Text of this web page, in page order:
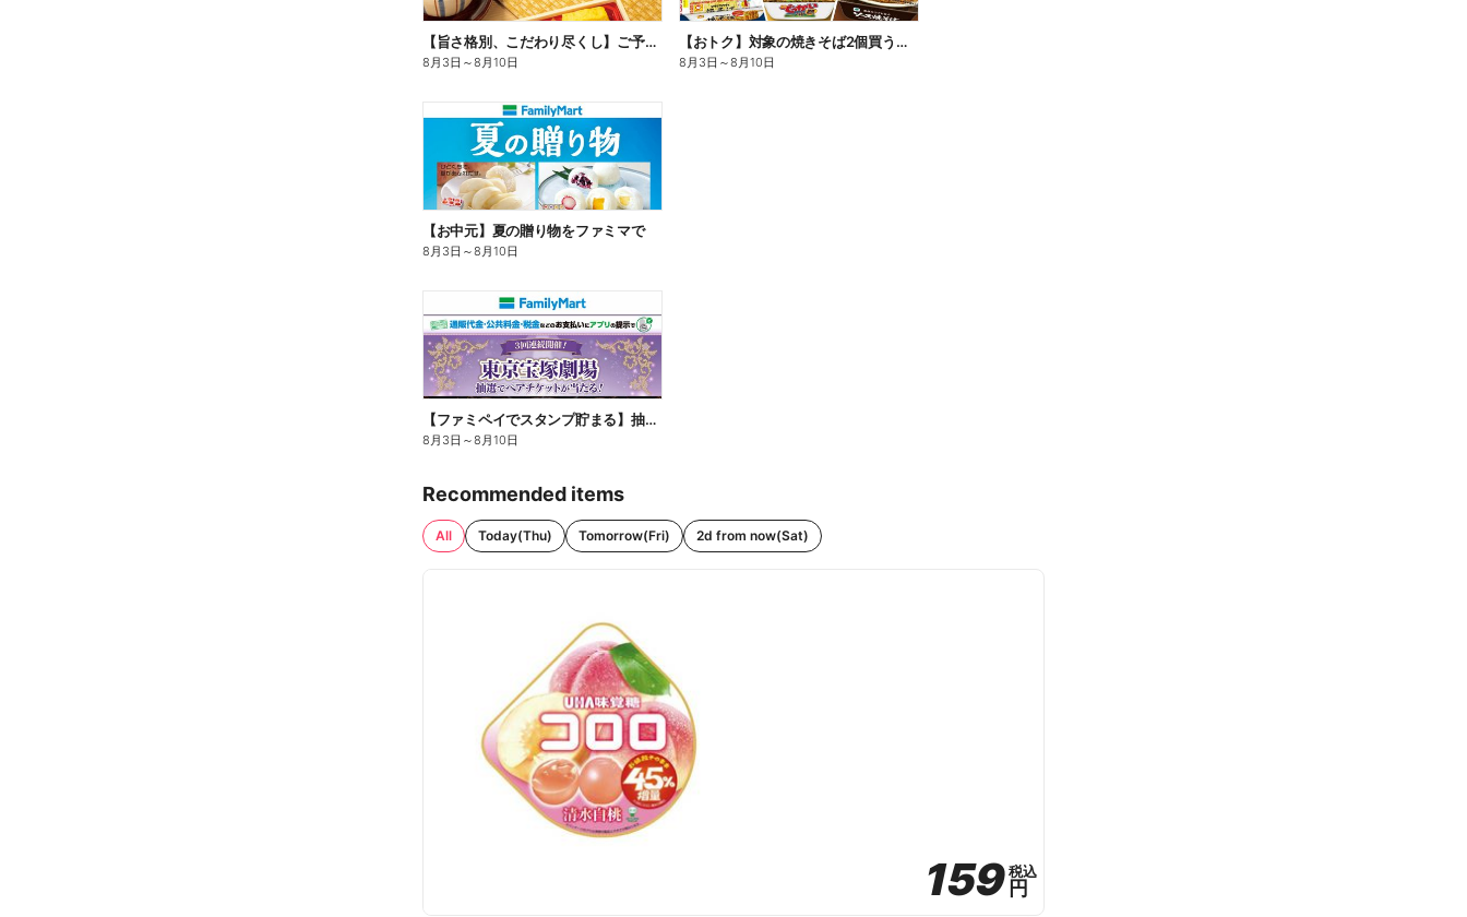
【旨さ格別、こだわり尽くし】ご予約弁当
8月3日 ～8月10日
【おトク】対象の焼きそば2個買うと100円引き!
8月3日 ～8月10日
【お中元】夏の贈り物をファミマで
8月3日 ～8月10日
【ファミペイでスタンプ貯まる】抽選でペアチケットが当たる!
8月3日 ～8月10日
Recommended items
All Today(Thu) Tomorrow(Fri) 2d from now(Sat)
159
159税込
税込
円
円